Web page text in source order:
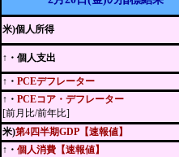
米)個人所得
↑・個人支出
↑・ PCEデフレーター
↑・ PCEコア・デフレーター
[前月比/前年比]
米)第4四半期GDP【速報値】
↑・ 個人消費【速報値】